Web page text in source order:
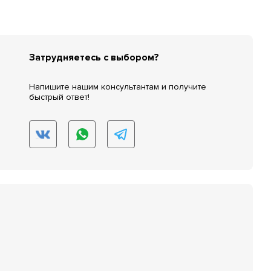
Затрудняетесь с выбором?
Напишите нашим консультантам и получите
быстрый ответ!